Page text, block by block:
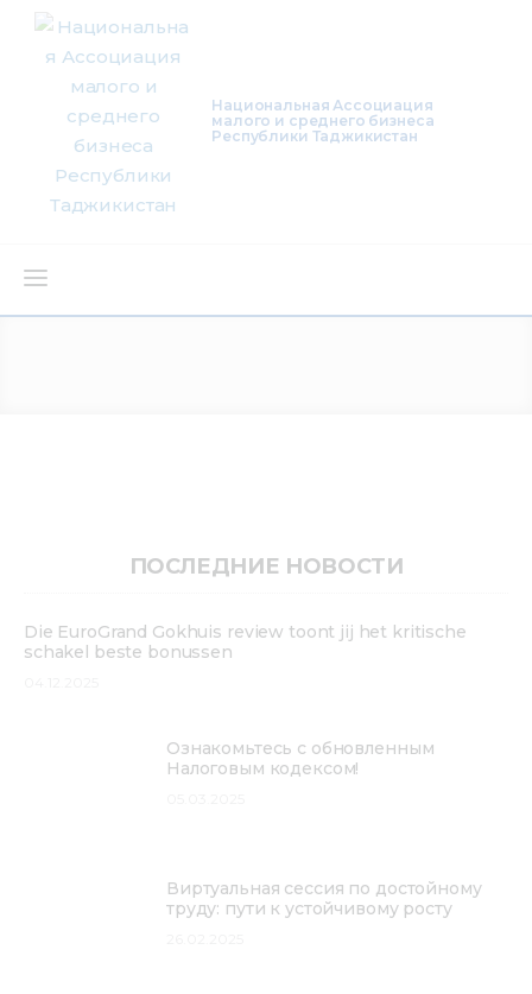
Национальная Ассоциация
малого и среднего бизнеса
Республики Таджикистан
О нас
Медиацентр
Инфоресурсы
ПОСЛЕДНИЕ НОВОСТИ
Die EuroGrand Gokhuis review toont jij het kritische
schakel beste bonussen
Ознакомьтесь с обновленным
Налоговым кодексом!
Виртуальная сессия по достойному
труду: пути к устойчивому росту